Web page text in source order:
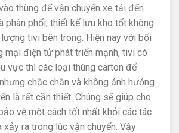
thùng để vận chuyển xe tải đến
phân phối, thiết kế lưu kho tốt không
tivi bên trong. Hiện nay với bối
mại điện tử phát triển mạnh, tivi có
vực thì các loại thùng carton để
chắc chắn và không ảnh hưởng
là rất cần thiết. Chúng sẽ giúp cho
vệ một cách tốt nhất khỏi các tác
xảy ra trong lúc vận chuyển. Vậy